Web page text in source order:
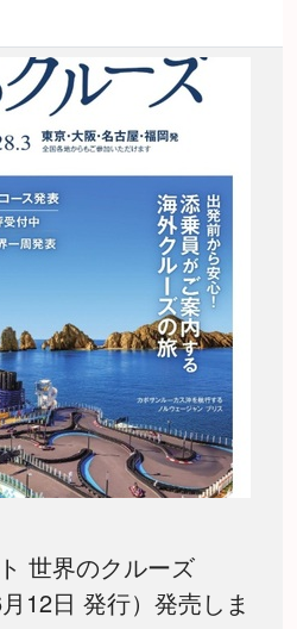
世界のクルーズ
12日 発行）発売しま